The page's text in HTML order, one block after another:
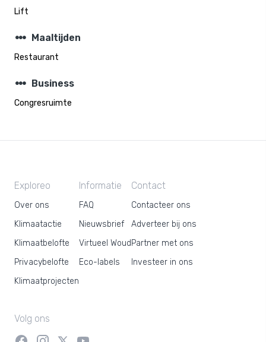
Lift
steppers Maaltijden
Restaurant
steppers Business
Congresruimte
Exploreo
Over ons
Klimaatactie
Klimaatbelofte
Privacybelofte
Klimaatprojecten
Informatie
FAQ
Nieuwsbrief
Virtueel Woud
Eco-labels
Contact
Contacteer ons
Adverteer bij ons
Partner met ons
Investeer in ons
Volg ons